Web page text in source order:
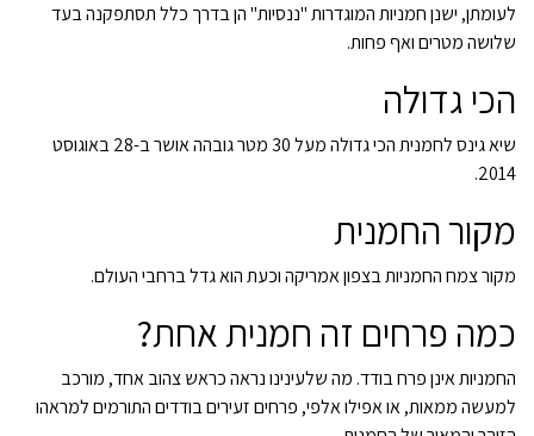
לעומתן, ישנן חמניות המוגדרות "ננסיות" הן בדרך כלל תסתפקנה בעד
שלושה מטרים ואף פחות.
הכי גדולה
שיא גינס לחמנית הכי גדולה מעל 30 מטר גובהה אושר ב-28 באוגוסט
2014.
מקור החמנית
מקור צמח החמניות בצפון אמריקה וכעת הוא גדל ברחבי העולם.
כמה פרחים זה חמנית אחת?
החמניות אינן פרח בודד. מה שלעינינו נראה כראש צהוב אחד, מורכב
למעשה ממאות, או אפילו אלפי, פרחים זעירים בודדים התורמים למראהו